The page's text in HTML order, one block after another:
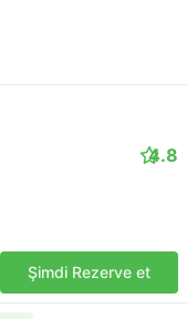
4.8
Şimdi Rezerve et